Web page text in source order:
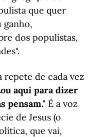
que quer
ganho,
dos populistas,
repete de cada vez
aqui para dizer
pensam." É a voz
de Jesus (o
que vai,